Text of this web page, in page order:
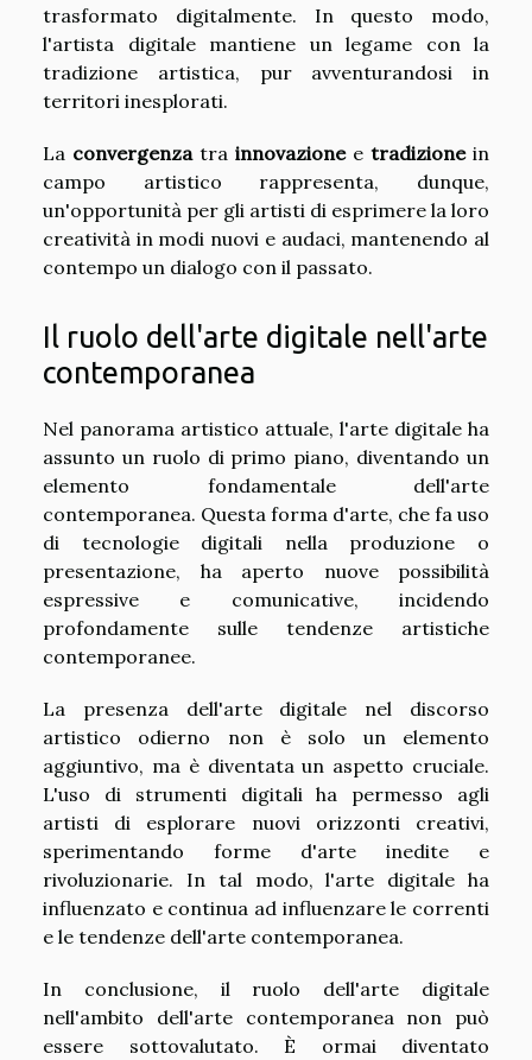
trasformato digitalmente. In questo modo,
l'artista digitale mantiene un legame con la
tradizione artistica, pur avventurandosi in
territori inesplorati.
La convergenzatra innovazionee tradizionein
campo artistico rappresenta, dunque,
un'opportunità per gli artisti di esprimere la loro
creatività in modi nuovi e audaci, mantenendo al
contempo un dialogo con il passato.
Il ruolo dell'arte digitale nell'arte
contemporanea
Nel panorama artistico attuale, l'arte digitale ha
assunto un ruolo di primo piano, diventando un
elemento fondamentale dell'arte
contemporanea. Questa forma d'arte, che fa uso
di tecnologie digitali nella produzione o
presentazione, ha aperto nuove possibilità
espressive e comunicative, incidendo
profondamente sulle tendenze artistiche
contemporanee.
La presenza dell'arte digitale nel discorso
artistico odierno non è solo un elemento
aggiuntivo, ma è diventata un aspetto cruciale.
L'uso di strumenti digitali ha permesso agli
artisti di esplorare nuovi orizzonti creativi,
sperimentando forme d'arte inedite e
rivoluzionarie. In tal modo, l'arte digitale ha
influenzato e continua ad influenzare le correnti
e le tendenze dell'arte contemporanea.
In conclusione, il ruolo dell'arte digitale
nell'ambito dell'arte contemporanea non può
essere sottovalutato. È ormai diventato